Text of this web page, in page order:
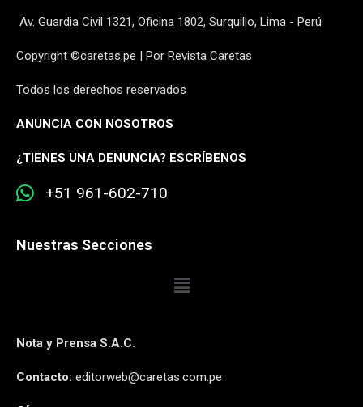
Av. Guardia Civil 1321, Oficina 1802, Surquillo, Lima - Perú
Copyright ©caretas.pe | Por Revista Caretas
Todos los derechos reservados
ANUNCIA CON NOSOTROS
¿TIENES UNA DENUNCIA? ESCRÍBENOS
+51 961-602-710
Nuestras Secciones
Nota y Prensa S.A.C.
Contacto: editorweb@caretas.com.pe